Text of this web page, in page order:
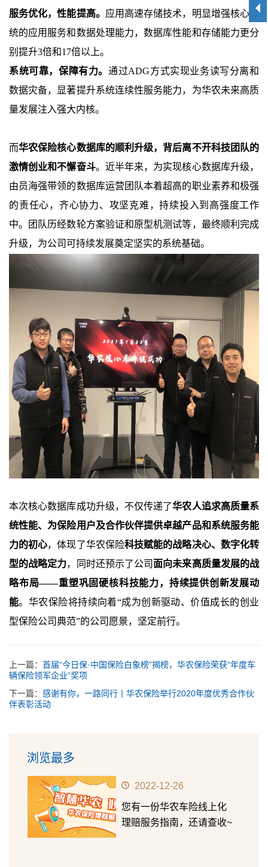
服务优化，性能提高。 应用 高速存储技术，明显增强核心系
统的应用服务和数据处理能力，数据库性能和存储能力更分
别提升3倍和17倍以上。
系统可靠，保障有力。通过ADG方式实现业务读写分离和
数据灾备，显著提升系统连续性服务能力，为华农未来高质
量发展注入强大内核。
而华农保险核心数据库的顺利升级，背后离不开科技团队的
激情创业和不懈奋斗。近半年来，为实现核心数据库升级，
由员海强带领的数据库运营团队本着超高的职业素养和极强
的责任心，齐心协力、攻坚克难，持续投入到高强度工作
中。团队历经数轮方案验证和原型机测试等，最终顺利完成
升级，为公司可持续发展奠定坚实的系统基础。
本次核心数据库成功升级，不仅传递了华农人追求高质量系
统性能、为保险用户及合作伙伴提供卓越产品和系统服务能
力的初心，体现了华农保险科技赋能的战略决心、数字化转
型的战略定力，同时还预示了公司 面向未来高质量发展的战
略布局——重塑巩固硬核科技能力，持续提供创新发展动
能。华农保险将持续向着“成为创新驱动、价值成长的创业
型保险公司典范”的公司愿景，坚定前行。
上一篇： 首届“今日保·中国保险白象榜”揭榜，华农保险荣获“年度车
辆保险领军企业”奖项
下一篇： 感谢有你，一路同行丨华农保险举行2020年度优秀合作伙
伴表彰活动
浏览最多
2022-12-26
您有一份华农车险线上化
理赔服务指南，还请查收~